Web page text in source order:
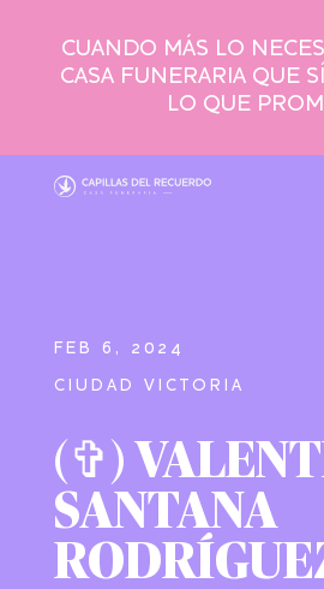
CUANDO MÁS LO
CASA FUNERARIA QUE
LO QUE
FEB 6, 2024
CIUDAD VICTORIA
(✞)
SANTANA